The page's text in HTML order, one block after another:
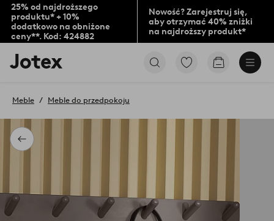
25% od najdroższego
produktu* + 10%
dodatkowo na obniżone
ceny**. Kod: 424882
Nowość? Zarejestruj się,
aby otrzymać 40% zniżki
na najdroższy produkt*
Logo
Jotex
na
stronę
PrzejdźPrzejdź
Powrót
Meble Meble do przedpokoju